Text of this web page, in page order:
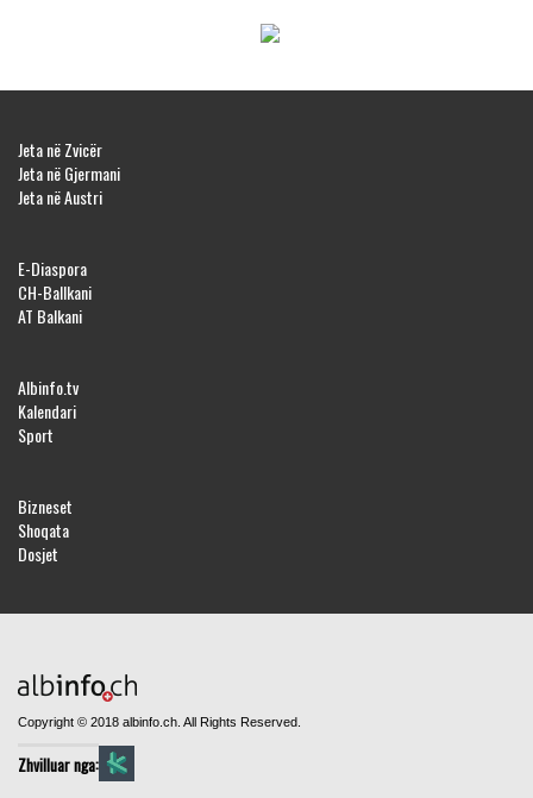
Jeta në Zvicër
Jeta në Gjermani
Jeta në Austri
E-Diaspora
CH-Ballkani
AT Balkani
Albinfo.tv
Kalendari
Sport
Bizneset
Shoqata
Dosjet
Copyright © 2018 albinfo.ch. All Rights Reserved.
Zhvilluar nga: